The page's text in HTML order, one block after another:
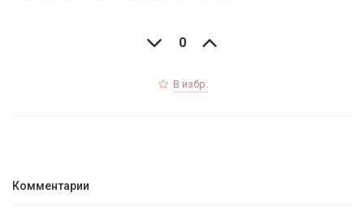
0
В избр.
Комментарии